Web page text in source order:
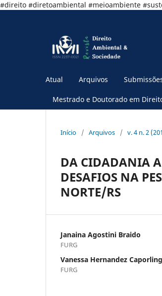
#direito #diretoambiental #meioambiente
Atual Arquivos
Mestrado e Doutorado em
Início / Arquivos / v. 4 n. 2
DA CIDADANIA
DESAFIOS NA
NORTE/RS
Janaina Agostini Braido
FURG
Vanessa Hernandez
FURG